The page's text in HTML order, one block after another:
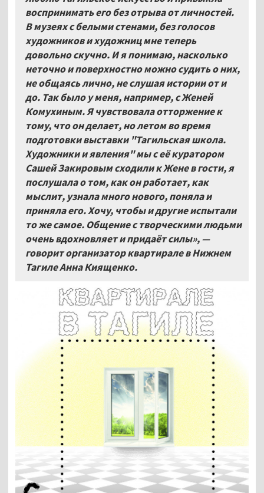
воспринимать его без отрыва от личностей.
В музеях с белыми стенами, без голосов
художников и художниц мне теперь
довольно скучно. И я понимаю, насколько
неточно и поверхностно можно судить о них,
не общаясь лично, не слушая истории от и
до. Так было у меня, например, с Женей
Комухиным. Я чувствовала отторжение к
тому, что он делает, но летом во время
подготовки выставки "Тагильская школа.
Художники и явления" мы с её куратором
Сашей Закировым сходили к Жене в гости, я
послушала о том, как он работает, как
мыслит, узнала много нового, поняла и
приняла его. Хочу, чтобы и другие испытали
то же самое. Общение с творческими людьми
очень вдохновляет и придаёт силы», —
говорит организатор квартирале в Нижнем
Тагиле Анна Киященко.